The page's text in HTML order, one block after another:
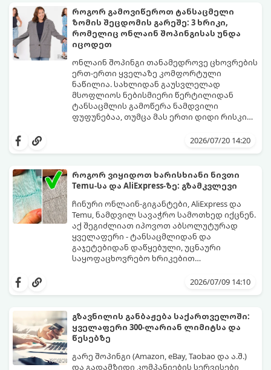
როგორ გამოვიწეროთ ტანსაცმელი
ზომის შეცდომის გარეშე: 3 ხრიკი,
რომელიც ონლაინ შოპინგისას უნდა
იცოდეთ
ონლაინ შოპინგი თანამედროვე ცხოვრების
ერთ-ერთი ყველაზე კომფორტული
ნაწილია. სახლიდან გაუსვლელად
მსოფლიოს ნებისმიერი წერტილიდან
ტანსაცმლის გამოწერა ნამდვილი
ფუფუნებაა, თუმცა მას ერთი დიდი რისკი
ალბათ ყველას გამოგიცდიათ ისეთი
და აღმოაჩენთ, რომ კაბა ზედმეტად
ვიწროა, ხოლო ქურთუკი გიგანტური.
ან „M“ ზომას ატარებს, უცხოურ საიტებზეც
ბრენდსა და ქვეყანას სრულიად
განსხვავებული სტანდარტები აქვს.
იმისათვის, რომ თავიდან აიცილოთ
ნივთების უკან დაბრუნების დამქანცველი
პროცედურა ან ტანსაცმლის კარადაში
გამოკეტვა, გამოიყენეთ ეს 3
პროფესიონალური ხრიკი, რომლებიც
ყოველთვის იდეალურ შედეგს მოგცემთ:
2026/07/20 14:20
როგორ ვიყიდოთ ხარისხიანი ნივთი
Temu-სა და AliExpress-ზე: გზამკვლევი
ჩინური ონლაინ-გიგანტები, AliExpress და
Temu, ნამდვილ სავაჭრო სამოთხედ იქცნენ.
აქ შეგიძლიათ იპოვოთ აბსოლუტურად
ყველაფერი - ტანსაცმლიდან და
გაჯეტებიდან დაწყებული, უცნაური
საყოფაცხოვრებო ხრიკებით
ფასებში. თუმცა, დაბალ ფასს თავისი
ჩამოვიდა“.
იმედგაცრუებად არ იქცეს, აუცილებელია
პრაქტიკულ გზამკვლევს, თუ როგორ
გაშიფროთ რეიტინგები, რევიუები და
შეარჩიოთ მართლაც ხარისხიანი
პროდუქტი.
2026/07/09 14:10
გზავნილის განბაჟება საქართველოში:
ყველაფერი 300-ლარიან ლიმიტსა და
წესებზე
გარე შოპინგი (Amazon, eBay, Taobao და ა.შ.)
და გადამზიდი კომპანიების სერვისები